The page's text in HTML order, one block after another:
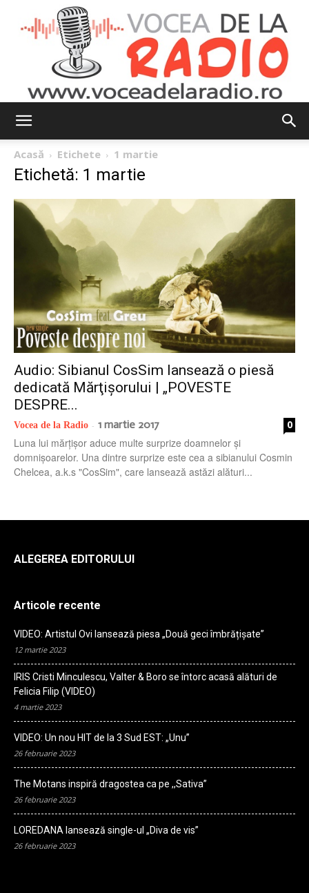
radio
Acasă Etichete 1 martie
Etichetă: 1 martie
Audio: Sibianul CosSim lansează o piesă
dedicată Mărţişorului | „POVESTE
DESPRE...
Vocea de la Radio - 1 martie 2017 0
Luna lui mărțișor aduce multe surprize doamnelor și
domnișoarelor. Una dintre surprize este cea a sibianului Cosmin
Chelcea, a.k.s "CosSim", care lansează astăzi alături...
ALEGEREA EDITORULUI
Articole recente
VIDEO: Artistul Ovi lansează piesa „Două geci îmbrățișate”
12 martie 2023
IRIS Cristi Minculescu, Valter & Boro se întorc acasă alături de
Felicia Filip (VIDEO)
4 martie 2023
VIDEO: Un nou HIT de la 3 Sud EST: „Unu”
26 februarie 2023
The Motans inspiră dragostea ca pe ,,Sativa”
26 februarie 2023
LOREDANA lansează single-ul „Diva de vis”
26 februarie 2023